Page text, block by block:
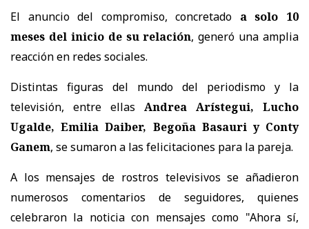
El anuncio del compromiso, concretado a solo 10
meses del inicio de su relación, generó una amplia
reacción en redes sociales.
Distintas figuras del mundo del periodismo y la
televisión, entre ellas Andrea Arístegui, Lucho
Ugalde, Emilia Daiber, Begoña Basauri y Conty
Ganem, se sumaron a las felicitaciones para la pareja.
A los mensajes de rostros televisivos se añadieron
numerosos comentarios de seguidores, quienes
celebraron la noticia con mensajes como "Ahora sí,